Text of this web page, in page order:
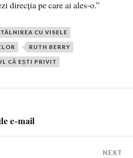
direcția pe care ai ales-o.”
CU VISELE
RUTH BERRY
CĂ EȘTI PRIVIT
e-mail
NEXT